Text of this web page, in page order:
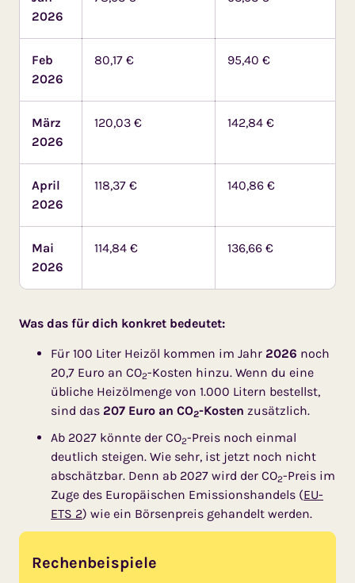
2026
Feb
2026
80,17 € 95,40 €
März
2026
120,03 € 142,84 €
April
2026
118,37 € 140,86 €
Mai
2026
114,84 € 136,66 €
Was das für dich konkret bedeutet:
Für 100 Liter Heizöl kommen im Jahr 2026 noch
20,7 Euro an CO2-Kosten hinzu. Wenn du eine
übliche Heizölmenge von 1.000 Litern bestellst,
sind das 207 Euro an CO2-Kosten zusätzlich.
Ab 2027 könnte der CO2-Preis noch einmal
deutlich steigen. Wie sehr, ist jetzt noch nicht
abschätzbar. Denn ab 2027 wird der CO2-Preis im
Zuge des Europäischen Emissionshandels (EU-
ETS 2) wie ein Börsenpreis gehandelt werden.
Rechenbeispiele